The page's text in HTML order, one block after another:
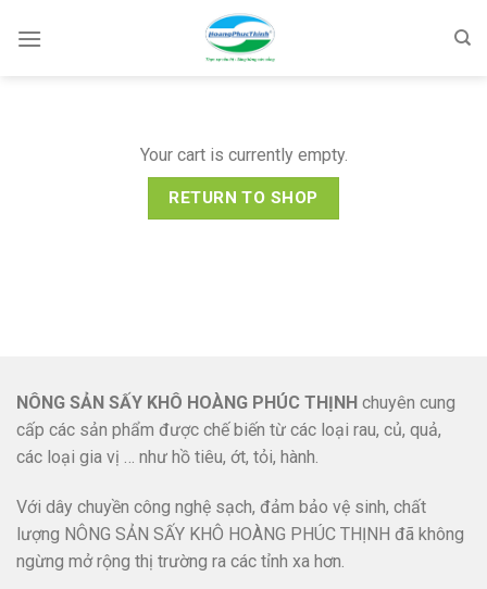
Your cart is currently empty.
RETURN TO SHOP
NÔNG SẢN SẤY KHÔ HOÀNG PHÚC THỊNH chuyên cung
cấp các sản phẩm được chế biến từ các loại rau, củ, quả,
các loại gia vị … như hồ tiêu, ớt, tỏi, hành.
Với dây chuyền công nghệ sạch, đảm bảo vệ sinh, chất
lượng NÔNG SẢN SẤY KHÔ HOÀNG PHÚC THỊNH đã không
ngừng mở rộng thị trường ra các tỉnh xa hơn.